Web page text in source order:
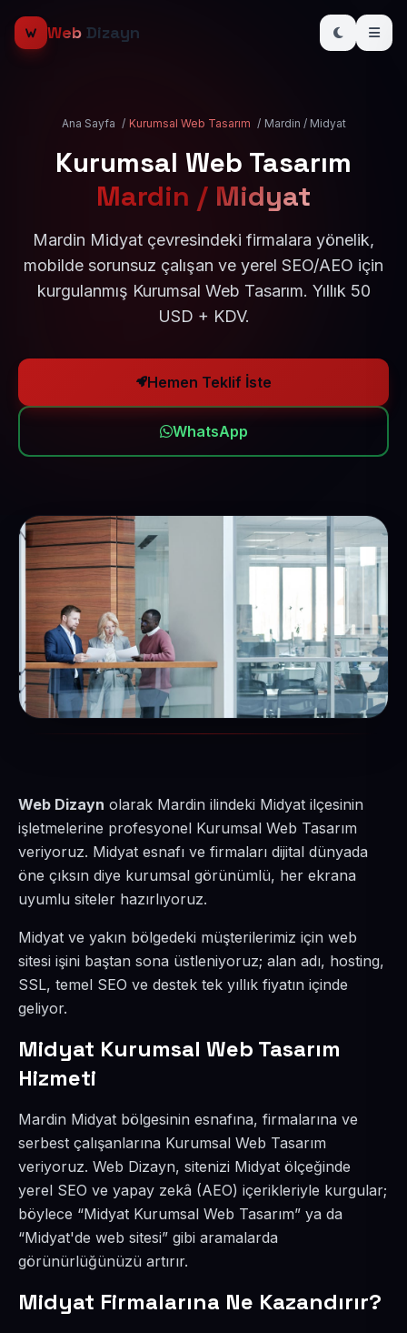
Web Dizayn
Ana Sayfa / Kurumsal Web Tasarım / Mardin / Midyat
Kurumsal Web Tasarım
Mardin / Midyat
Mardin Midyat çevresindeki firmalara yönelik,
mobilde sorunsuz çalışan ve yerel SEO/AEO için
kurgulanmış Kurumsal Web Tasarım. Yıllık 50
USD + KDV.
Hemen Teklif İste
WhatsApp
Web Dizayn olarak Mardin ilindeki Midyat ilçesinin
işletmelerine profesyonel Kurumsal Web Tasarım
veriyoruz. Midyat esnafı ve firmaları dijital dünyada
öne çıksın diye kurumsal görünümlü, her ekrana
uyumlu siteler hazırlıyoruz.
Midyat ve yakın bölgedeki müşterilerimiz için web
sitesi işini baştan sona üstleniyoruz; alan adı, hosting,
SSL, temel SEO ve destek tek yıllık fiyatın içinde
geliyor.
Midyat Kurumsal Web Tasarım
Hizmeti
Mardin Midyat bölgesinin esnafına, firmalarına ve
serbest çalışanlarına Kurumsal Web Tasarım
veriyoruz. Web Dizayn, sitenizi Midyat ölçeğinde
yerel SEO ve yapay zekâ (AEO) içerikleriyle kurgular;
böylece “Midyat Kurumsal Web Tasarım” ya da
“Midyat'de web sitesi” gibi aramalarda
görünürlüğünüzü artırır.
Midyat Firmalarına Ne Kazandırır?